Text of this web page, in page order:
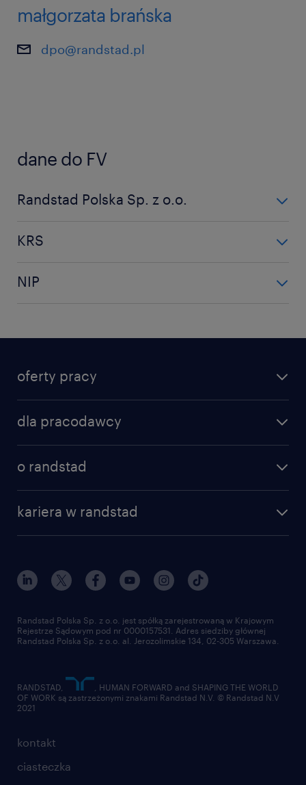
małgorzata brańska
dpo@randstad.pl
dane do FV
Randstad Polska Sp. z o.o.
KRS
NIP
522-24-50-829
oferty pracy
dla pracodawcy
o randstad
kariera w randstad
kontakt
ciasteczka
Randstad Polska Sp. z o.o. jest spółką zarejestrowaną w Krajowym
Rejestrze Sądowym pod nr 0000157531. Adres siedziby głównej
Randstad Polska Sp. z o.o. al. Jerozolimskie 134, 02-305 Warszawa.
RANDSTAD,
, HUMAN FORWARD and SHAPING THE WORLD
OF WORK są zastrzeżonymi znakami Randstad N.V. © Randstad N.V
2021